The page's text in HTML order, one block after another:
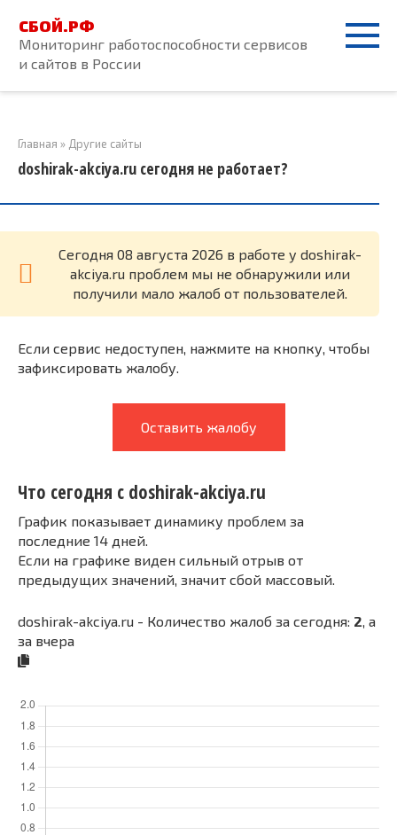
контенту
СБОЙ.РФ
Мониторинг работоспособности сервисов
и сайтов в России
Главная » Другие сайты
doshirak-akciya.ru сегодня не работает?
Cегодня 08 августа 2026 в работе у doshirak-
akciya.ru проблем мы не обнаружили или
получили мало жалоб от пользователей.
Если сервис недоступен, нажмите на кнопку, чтобы
зафиксировать жалобу.
Оставить жалобу
Что сегодня с doshirak-akciya.ru
График показывает динамику проблем за
последние 14 дней.
Если на графике виден сильный отрыв от
предыдущих значений, значит сбой массовый.
doshirak-akciya.ru - Количество жалоб за сегодня: 2 , а
за вчера